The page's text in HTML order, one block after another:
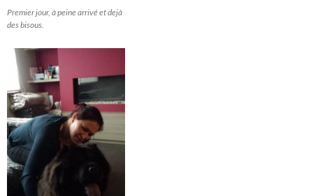
Premier jour, à peine arrivé et dejà
des bisous.